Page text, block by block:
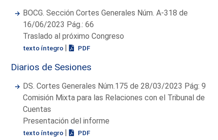
BOCG. Sección Cortes Generales Núm. A-318 de
16/06/2023 Pág.: 66
Traslado al próximo Congreso
texto íntegro | PDF
Diarios de Sesiones
DS. Cortes Generales Núm.175 de 28/03/2023 Pág: 9
Comisión Mixta para las Relaciones con el Tribunal de
Cuentas
Presentación del informe
texto íntegro | PDF